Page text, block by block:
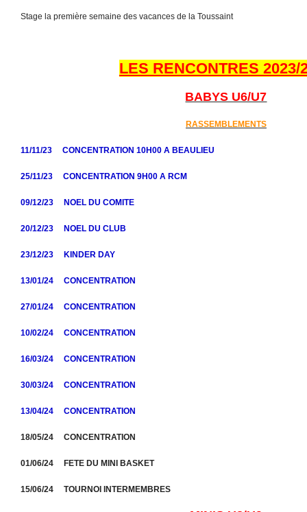
Stage la première semaine des vacances de la Toussaint
LES RENCONTRES 2023/
BABYS U6/U7
RASSEMBLEMENTS
11/11/23 CONCENTRATION 10H00 A BEAULIEU
25/11/23 CONCENTRATION 9H00 A RCM
09/12/23 NOEL DU COMITE
20/12/23 NOEL DU CLUB
23/12/23 KINDER DAY
13/01/24 CONCENTRATION
27/01/24 CONCENTRATION
10/02/24 CONCENTRATION
16/03/24 CONCENTRATION
30/03/24 CONCENTRATION
13/04/24 CONCENTRATION
18/05/24 CONCENTRATION
01/06/24 FETE DU MINI BASKET
15/06/24 TOURNOI INTERMEMBRES